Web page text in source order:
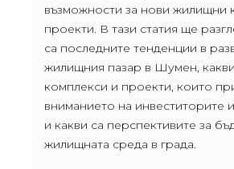
възможности за нови жилищни
проекти. В тази статия ще
са последните тенденции в
жилищния пазар в Шумен,
комплекси и проекти, които
вниманието на инвеститорите
и какви са перспективите за
жилищната среда в града.